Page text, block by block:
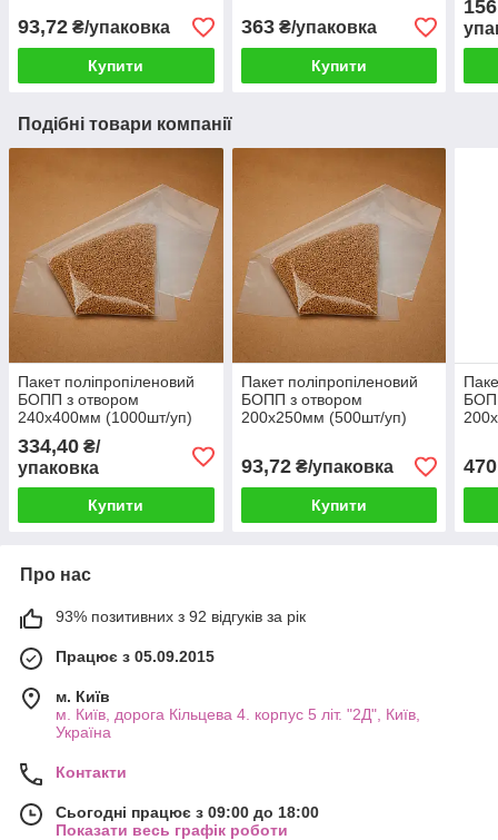
93,72 ₴/упаковка
Купити
363₴/упаковка
Купити
Подібні товари компанії
Пакет поліпропіленовий
БОПП з отвором
240х400мм (1000шт/уп)
334,40 ₴/
упаковка
Купити
Пакет поліпропіленовий
БОПП з отвором
200х250мм (500шт/уп)
93,72₴/упаковка
Купити
470
Про нас
93% позитивних з 92 відгуків за рік
Працює з 05.09.2015
м. Київ
м. Київ, дорога Кільцева 4. корпус 5 літ. "2Д", Київ,
Україна
Контакти
Сьогодні працює з 09:00 до 18:00
Показати весь графік роботи